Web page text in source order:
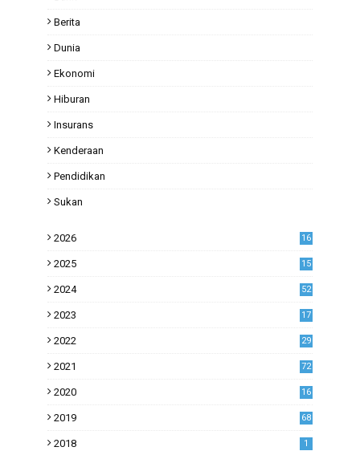
Berita
Dunia
Ekonomi
Hiburan
Insurans
Kenderaan
Pendidikan
Sukan
2026 16
2025 15
2024 52
2023
17
2022
29
2021
72
2020
16
2019
68
2018 1